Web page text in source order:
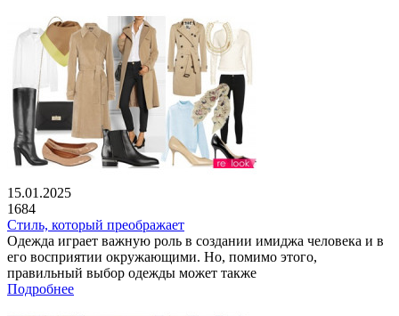
15.01.2025
1684
Стиль, который преображает
Одежда играет важную роль в создании имиджа человека и в
его восприятии окружающими. Но, помимо этого,
правильный выбор одежды может также
Подробнее